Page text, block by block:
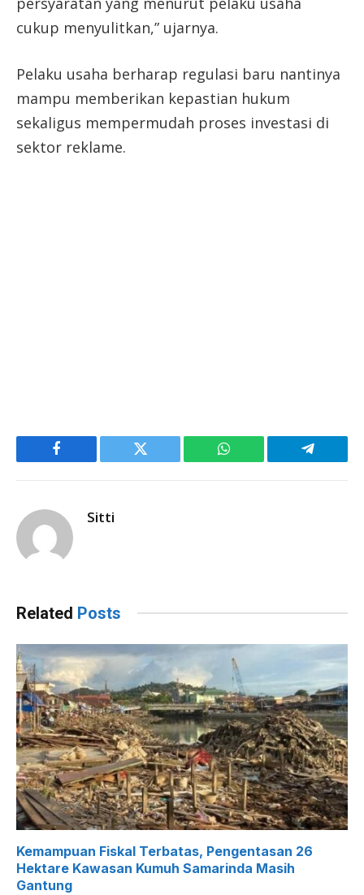
cukup menyulitkan,” ujarnya.
Pelaku usaha berharap regulasi baru nantinya
mampu memberikan kepastian hukum
sekaligus mempermudah proses investasi di
sektor reklame.
Facebook Twitter WhatsApp Telegram
Sitti
Related Posts
Kemampuan Fiskal Terbatas, Pengentasan 26
Hektare Kawasan Kumuh Samarinda Masih
Gantung